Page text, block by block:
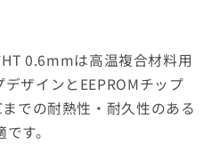
0.6mmは高温複合材料用
ザインとEEPROMチップ
での耐熱性・耐久性のある
す。